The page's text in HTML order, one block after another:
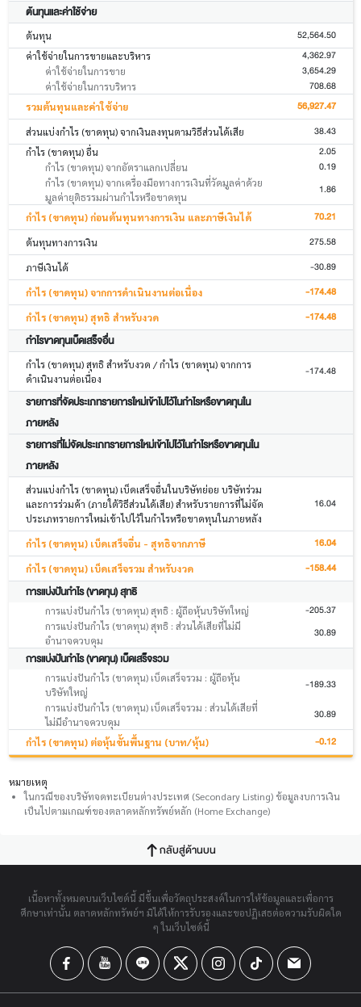
ต้นทุนและค่าใช้จ่าย
ต้นทุน 52,564.50
ค่าใช้จ่ายในการขายและบริหาร 4,362.97
ค่าใช้จ่ายในการขาย 3,654.29
ค่าใช้จ่ายในการบริหาร 708.68
รวมต้นทุนและค่าใช้จ่าย 56,927.47
ส่วนแบ่งกำไร (ขาดทุน) จากเงินลงทุนตามวิธีส่วนได้เสีย 38.43
กำไร (ขาดทุน) อื่น 2.05
กำไร (ขาดทุน) จากอัตราแลกเปลี่ยน 0.19
กำไร (ขาดทุน) จากเครื่องมือทางการเงินที่วัดมูลค่าด้วย
มูลค่ายุติธรรมผ่านกำไรหรือขาดทุน
1.86
กำไร (ขาดทุน) ก่อนต้นทุนทางการเงิน และภาษีเงินได้ 70.21
ต้นทุนทางการเงิน 275.58
ภาษีเงินได้ -30.89
กำไร (ขาดทุน) จากการดำเนินงานต่อเนื่อง -174.48
กำไร (ขาดทุน) สุทธิ สำหรับงวด -174.48
กำไรขาดทุนเบ็ดเสร็จอื่น
กำไร (ขาดทุน) สุทธิ สำหรับงวด / กำไร (ขาดทุน) จากการ
ดำเนินงานต่อเนื่อง
-174.48
รายการที่จัดประเภทรายการใหม่เข้าไปไว้ในกำไรหรือขาดทุนใน
ภายหลัง
รายการที่ไม่จัดประเภทรายการใหม่เข้าไปไว้ในกำไรหรือขาดทุนใน
ภายหลัง
ส่วนแบ่งกำไร (ขาดทุน) เบ็ดเสร็จอื่นในบริษัทย่อย บริษัทร่วม
และการร่วมค้า (ภายใต้วิธีส่วนได้เสีย) สำหรับรายการที่ไม่จัด
ประเภทรายการใหม่เข้าไปไว้ในกำไรหรือขาดทุนในภายหลัง
16.04
กำไร (ขาดทุน) เบ็ดเสร็จอื่น - สุทธิจากภาษี 16.04
กำไร (ขาดทุน) เบ็ดเสร็จรวม สำหรับงวด -158.44
การแบ่งปันกำไร (ขาดทุน) สุทธิ
การแบ่งปันกำไร (ขาดทุน) สุทธิ : ผู้ถือหุ้นบริษัทใหญ่ -205.37
การแบ่งปันกำไร (ขาดทุน) สุทธิ : ส่วนได้เสียที่ไม่มี
อำนาจควบคุม
30.89
การแบ่งปันกำไร (ขาดทุน) เบ็ดเสร็จรวม
การแบ่งปันกำไร (ขาดทุน) เบ็ดเสร็จรวม : ผู้ถือหุ้น
บริษัทใหญ่
-189.33
การแบ่งปันกำไร (ขาดทุน) เบ็ดเสร็จรวม : ส่วนได้เสียที่
ไม่มีอำนาจควบคุม
30.89
กำไร (ขาดทุน) ต่อหุ้นขั้นพื้นฐาน (บาท/หุ้น) -0.12
หมายเหตุ
ในกรณีของบริษัทจดทะเบียนต่างประเทศ (Secondary Listing) ข้อมูลงบการเงิน
เป็นไปตามเกณฑ์ของตลาดหลักทรัพย์หลัก (Home Exchange)
กลับสู่ด้านบน
เนื้อหาทั้งหมดบนเว็บไซต์นี้ มีขึ้นเพื่อวัตถุประสงค์ในการให้ข้อมูลและเพื่อการ
ศึกษาเท่านั้น ตลาดหลักทรัพย์ฯ มิได้ให้การรับรองและขอปฏิเสธต่อความรับผิดใด
ๆ ในเว็บไซต์นี้